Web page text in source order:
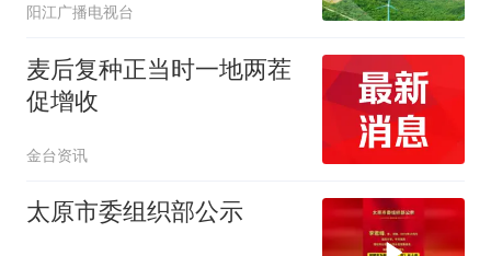
阳江广播电视台
麦后复种正当时一地两茬
促增收
金台资讯
太原市委组织部公示